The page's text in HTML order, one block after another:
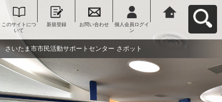
このサイトにつ
いて
新規登録 お問い合わせ
個人会員ログイ
ン
ンター さポット
へ戻る
さいたま市市民活動サポートセンター さポット